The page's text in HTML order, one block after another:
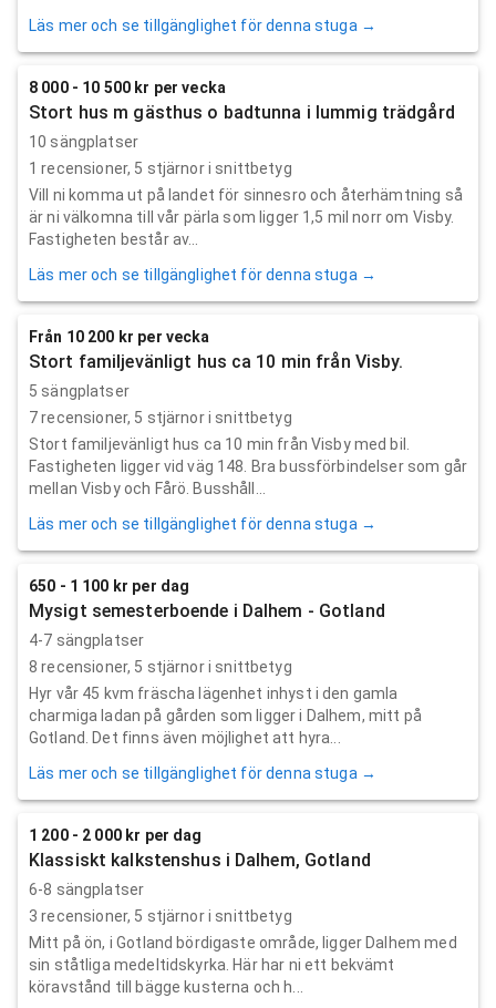
Läs mer och se tillgänglighet för denna stuga →
8 000 - 10 500 kr per vecka
Stort hus m gästhus o badtunna i lummig trädgård
10 sängplatser
1 recensioner, 5 stjärnor i snittbetyg
Vill ni komma ut på landet för sinnesro och återhämtning så
är ni välkomna till vår pärla som ligger 1,5 mil norr om Visby.
Fastigheten består av...
Läs mer och se tillgänglighet för denna stuga →
Från 10 200 kr per vecka
Stort familjevänligt hus ca 10 min från Visby.
5 sängplatser
7recensioner, 5 stjärnor i snittbetyg
Stort familjevänligt hus ca 10 min från Visby med bil.
Fastigheten ligger vid väg 148. Bra bussförbindelser som går
mellan Visby och Fårö. Busshåll...
Läs mer och se tillgänglighet för denna stuga →
650 - 1 100 kr per dag
Mysigt semesterboende i Dalhem - Gotland
4-7 sängplatser
8 recensioner, 5 stjärnor i snittbetyg
Hyr vår 45 kvm fräscha lägenhet inhyst i den gamla
charmiga ladan på gården som ligger i Dalhem, mitt på
Gotland. Det finns även möjlighet att hyra...
Läs mer och se tillgänglighet för denna stuga →
1 200 - 2 000 kr per dag
Klassiskt kalkstenshus i Dalhem, Gotland
6-8 sängplatser
3 recensioner, 5 stjärnor i snittbetyg
Mitt på ön, i Gotland bördigaste område, ligger Dalhem med
sin ståtliga medeltidskyrka. Här har ni ett bekvämt
köravstånd till bägge kusterna och h...